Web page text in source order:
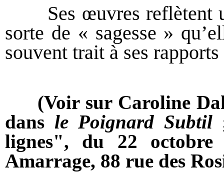
Ses œuvres reflètent
sorte de « sagesse »
souvent trait à ses
(Voir sur Caroline
dans le Poignard Subtil;
lignes", du 22
Amarrage, 88 rue des